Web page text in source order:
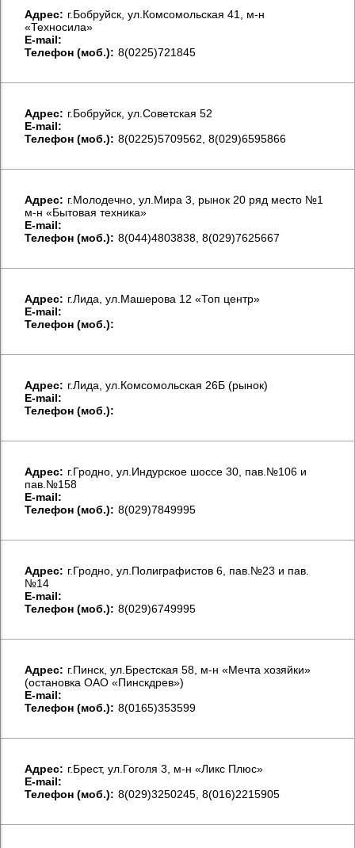
Aдрес: г.Бобруйск, ул.Комсомольская 41, м-н
«Техносила»
E-mail:
Телефон (моб.): 8(0225)721845
Aдрес: г.Бобруйск, ул.Советская 52
E-mail:
Телефон (моб.): 8(0225)5709562, 8(029)6595866
Aдрес: г.Молодечно, ул.Мира 3, рынок 20 ряд место №1
м-н «Бытовая техника»
E-mail:
Телефон (моб.): 8(044)4803838, 8(029)7625667
Aдрес: г.Лида, ул.Машерова 12 «Топ центр»
E-mail:
Телефон (моб.):
Aдрес: г.Лида, ул.Комсомольская 26Б (рынок)
E-mail:
Телефон (моб.):
Aдрес: г.Гродно, ул.Индурское шоссе 30, пав.№106 и
пав.№158
E-mail:
Телефон (моб.): 8(029)7849995
Aдрес: г.Гродно, ул.Полиграфистов 6, пав.№23 и пав.
№14
E-mail:
Телефон (моб.): 8(029)6749995
Aдрес: г.Пинск, ул.Брестская 58, м-н «Мечта хозяйки»
(остановка ОАО «Пинскдрев»)
E-mail:
Телефон (моб.): 8(0165)353599
Aдрес: г.Брест, ул.Гоголя 3, м-н «Ликс Плюс»
E-mail:
Телефон (моб.): 8(029)3250245, 8(016)2215905